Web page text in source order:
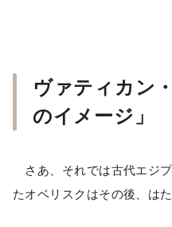
ヴァティカン
のイメージ」
さあ、それでは古代エジ
たオベリスクはその後、は